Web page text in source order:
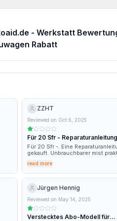
- Werkstatt
Rabatt
ZZHT
Reviewed on Oct 6, 2025
Für 20 Sfr - Reparaturanleitung
Unbrauchbar
Für 20 Sfr -. Eine
gekauft. Unbrauchbarer mist
Bedienungsanleitung. Wenn man
als ein Stern geben könnte
machen.
read more
Jürgen Hennig
Reviewed on May 14, 2025
Verstecktes Abo-Modell für